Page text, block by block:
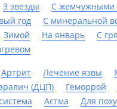
3 звезды С жемчужными
год С минеральной
Зимой На январь С
Артрит Лечение язвы
(ДЦП) Геморрой
Астма
Для